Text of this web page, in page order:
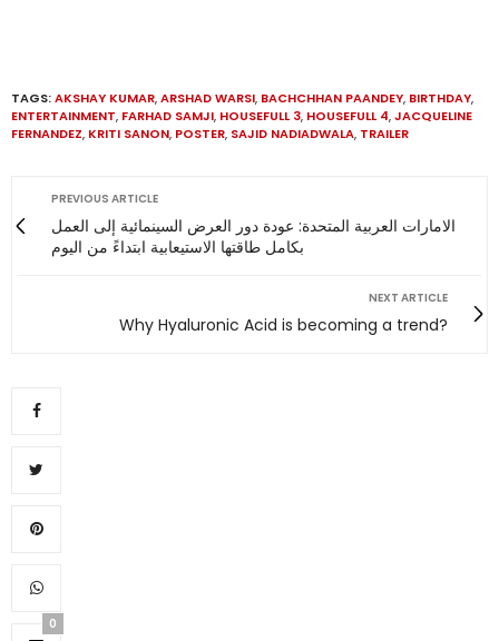
TAGS:AKSHAY KUMAR,ARSHAD WARSI, BACHCHHAN PAANDEY, BIRTHDAY,
ENTERTAINMENT, FARHAD SAMJI, HOUSEFULL 3, HOUSEFULL 4,JACQUELINE
FERNANDEZ, KRITI SANON, POSTER, SAJID NADIADWALA, TRAILER
PREVIOUS ARTICLE
الامارات العربية المتحدة: عودة دور العرض السينمائية إلى العمل
بكامل طاقتها الاستيعابية ابتداءً من اليوم
NEXT ARTICLE
Why Hyaluronic Acid is becoming a trend?
0